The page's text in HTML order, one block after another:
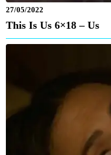
27/05/2022
This Is Us 6×18 – Us